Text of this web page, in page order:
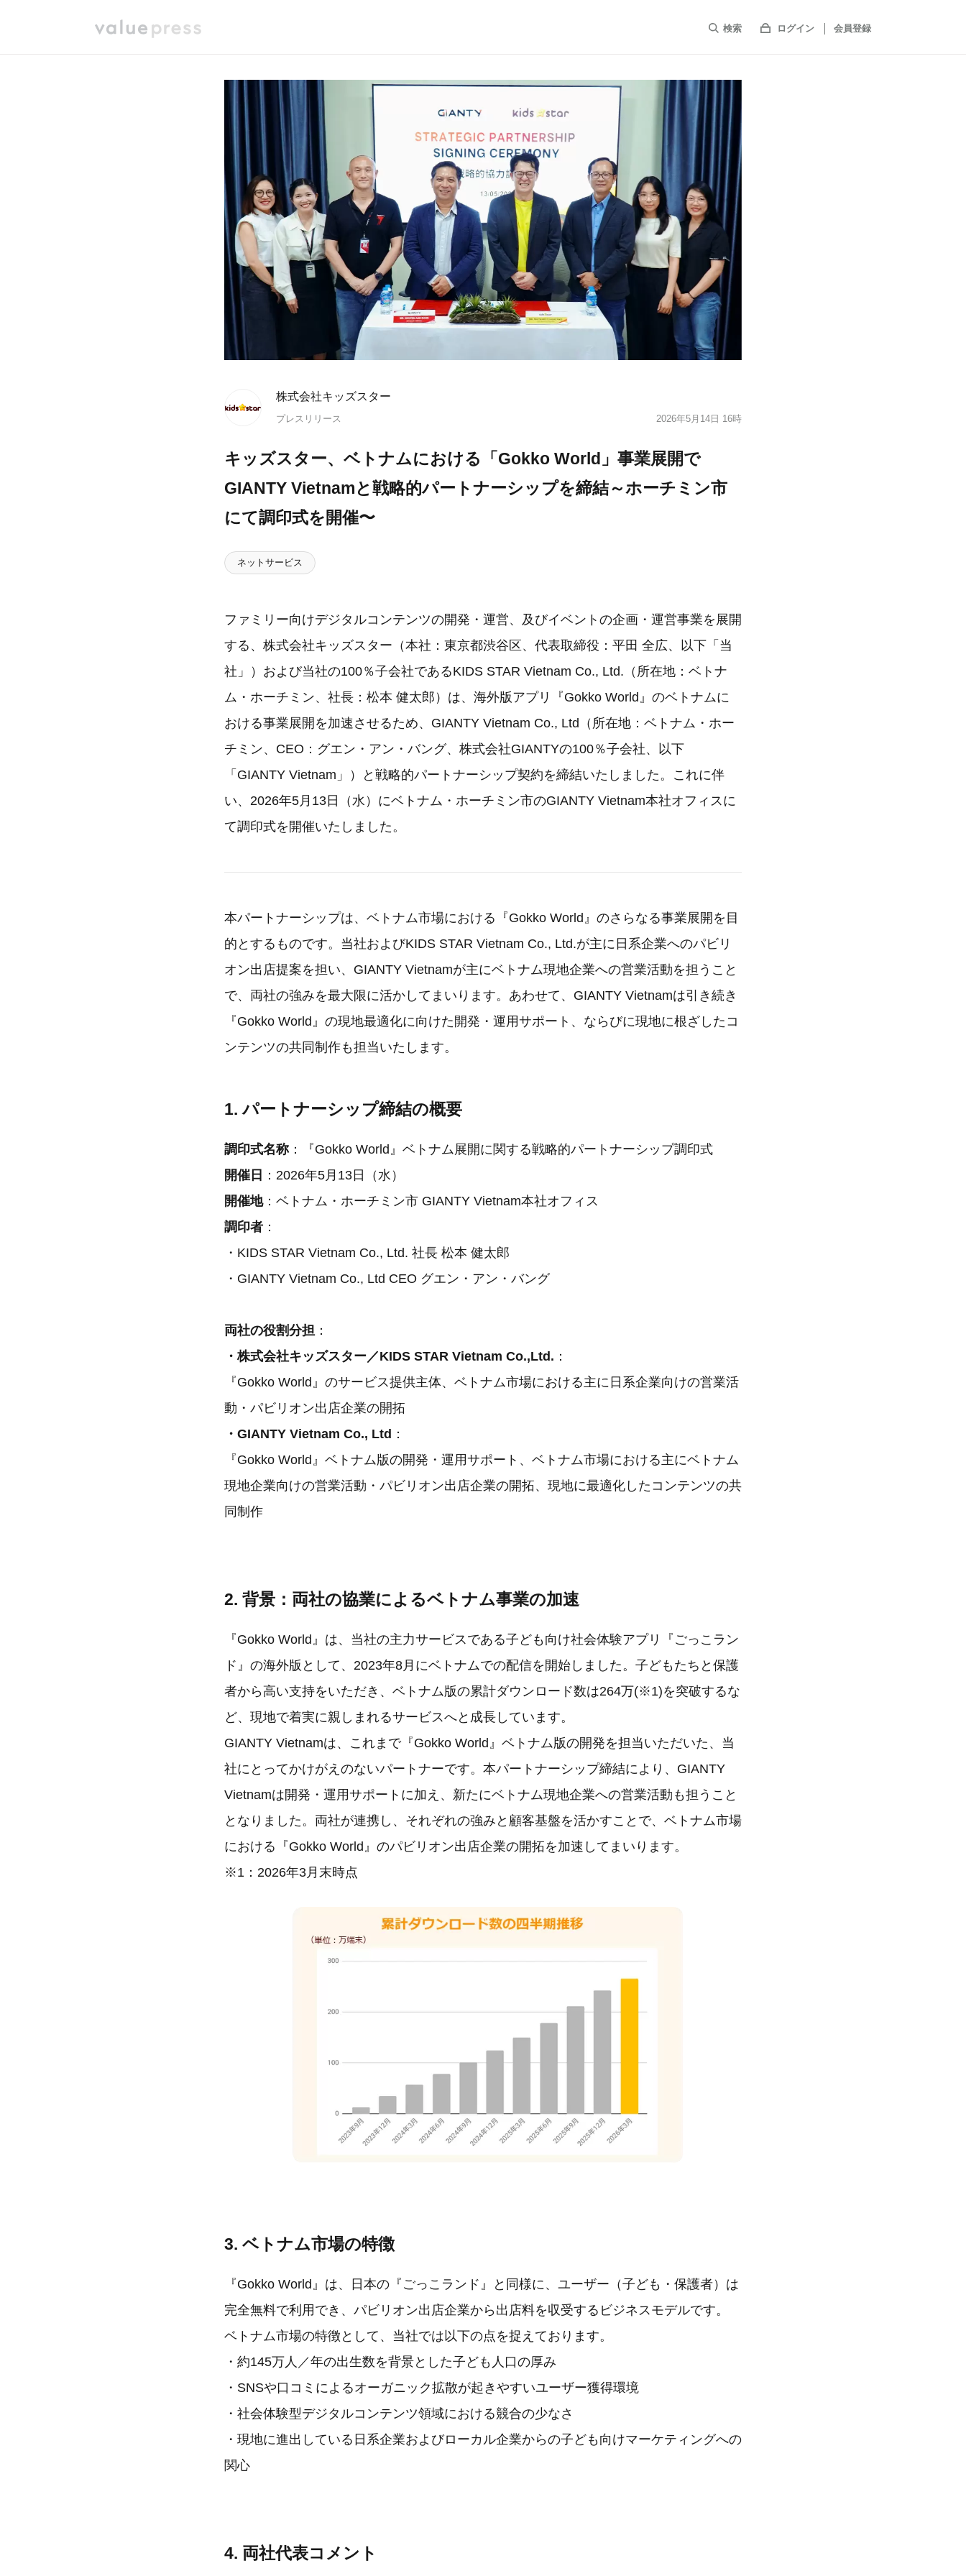
検索 ログイン 会員登録
株式会社キッズスター
プレスリリース 2026年5月14日 16時
キッズスター、ベトナムにおける「Gokko World」事業展開で
GIANTY Vietnamと戦略的パートナーシップを締結～ホーチミン市
にて調印式を開催〜
ネットサービス
ファミリー向けデジタルコンテンツの開発・運営、及びイベントの企画・運営事業を展開
する、株式会社キッズスター（本社：東京都渋谷区、代表取締役：平田 全広、以下「当
社」）および当社の100％子会社であるKIDS STAR Vietnam Co., Ltd.（所在地：ベトナ
ム・ホーチミン、社長：松本 健太郎）は、海外版アプリ『Gokko World』のベトナムに
おける事業展開を加速させるため、GIANTY Vietnam Co., Ltd（所在地：ベトナム・ホー
チミン、CEO：グエン・アン・バング、株式会社GIANTYの100％子会社、以下
「GIANTY Vietnam」）と戦略的パートナーシップ契約を締結いたしました。これに伴
い、2026年5月13日（水）にベトナム・ホーチミン市のGIANTY Vietnam本社オフィスに
て調印式を開催いたしました。
本パートナーシップは、ベトナム市場における『Gokko World』のさらなる事業展開を目
的とするものです。当社およびKIDS STAR Vietnam Co., Ltd.が主に日系企業へのパビリ
オン出店提案を担い、GIANTY Vietnamが主にベトナム現地企業への営業活動を担うこと
で、両社の強みを最大限に活かしてまいります。あわせて、GIANTY Vietnamは引き続き
『Gokko World』の現地最適化に向けた開発・運用サポート、ならびに現地に根ざしたコ
ンテンツの共同制作も担当いたします。
1. パートナーシップ締結の概要
調印式名称：『Gokko World』ベトナム展開に関する戦略的パートナーシップ調印式
開催日 ：2026年5月13日（水）
開催地：ベトナム・ホーチミン市 GIANTY Vietnam本社オフィス
調印者 ：
・KIDS STAR Vietnam Co., Ltd. 社長 松本 健太郎
・GIANTY Vietnam Co., Ltd CEO グエン・アン・バング
両社の役割分担：
・株式会社キッズスター／KIDS STAR Vietnam Co.,Ltd. ：
『Gokko World』のサービス提供主体、ベトナム市場における主に日系企業向けの営業活
動・パビリオン出店企業の開拓
・GIANTY Vietnam Co., Ltd ：
『Gokko World』ベトナム版の開発・運用サポート、ベトナム市場における主にベトナム
現地企業向けの営業活動・パビリオン出店企業の開拓、現地に最適化したコンテンツの共
同制作
2. 背景：両社の協業によるベトナム事業の加速
『Gokko World』は、当社の主力サービスである子ども向け社会体験アプリ『ごっこラン
ド』の海外版として、2023年8月にベトナムでの配信を開始しました。子どもたちと保護
者から高い支持をいただき、ベトナム版の累計ダウンロード数は264万(※1)を突破するな
ど、現地で着実に親しまれるサービスへと成長しています。
GIANTY Vietnamは、これまで『Gokko World』ベトナム版の開発を担当いただいた、当
社にとってかけがえのないパートナーです。本パートナーシップ締結により、GIANTY
Vietnamは開発・運用サポートに加え、新たにベトナム現地企業への営業活動も担うこと
となりました。両社が連携し、それぞれの強みと顧客基盤を活かすことで、ベトナム市場
における『Gokko World』のパビリオン出店企業の開拓を加速してまいります。
※1：2026年3月末時点
3. ベトナム市場の特徴
『Gokko World』は、日本の『ごっこランド』と同様に、ユーザー（子ども・保護者）は
完全無料で利用でき、パビリオン出店企業から出店料を収受するビジネスモデルです。
ベトナム市場の特徴として、当社では以下の点を捉えております。
・約145万人／年の出生数を背景とした子ども人口の厚み
・SNSや口コミによるオーガニック拡散が起きやすいユーザー獲得環境
・社会体験型デジタルコンテンツ領域における競合の少なさ
・現地に進出している日系企業およびローカル企業からの子ども向けマーケティングへの
関心
4. 両社代表コメント